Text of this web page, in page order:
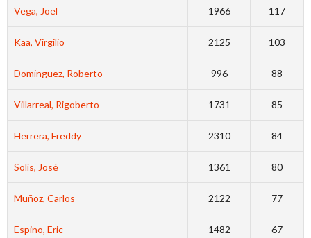
Vega, Joel 1966 117
Kaa, Virgilio 2125 103
Dominguez, Roberto 996 88
Villarreal, Rigoberto 1731 85
Herrera, Freddy 2310 84
Solís, José 1361 80
Muñoz, Carlos 2122 77
Espino, Eric 1482 67